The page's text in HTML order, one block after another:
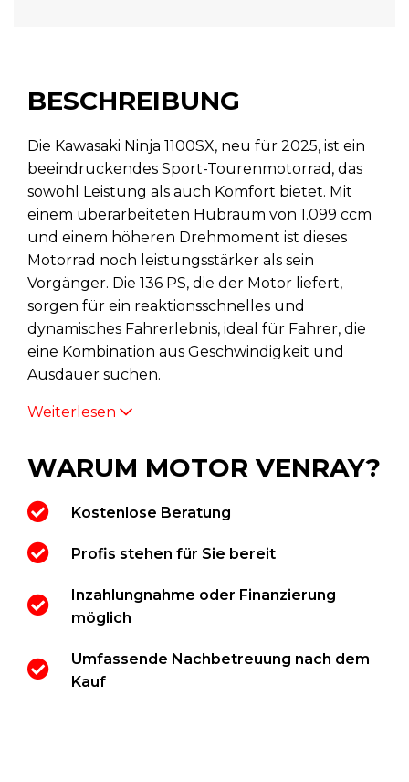
BESCHREIBUNG
Die Kawasaki Ninja 1100SX, neu für 2025, ist ein
beeindruckendes Sport-Tourenmotorrad, das
sowohl Leistung als auch Komfort bietet. Mit
einem überarbeiteten Hubraum von 1.099 ccm
und einem höheren Drehmoment ist dieses
Motorrad noch leistungsstärker als sein
Vorgänger. Die 136 PS, die der Motor liefert,
sorgen für ein reaktionsschnelles und
dynamisches Fahrerlebnis, ideal für Fahrer, die
eine Kombination aus Geschwindigkeit und
Ausdauer suchen.
Weiterlesen
WARUM MOTOR VENRAY?
Kostenlose Beratung
Profis stehen für Sie bereit
Inzahlungnahme oder Finanzierung
möglich
Umfassende Nachbetreuung nach dem
Kauf